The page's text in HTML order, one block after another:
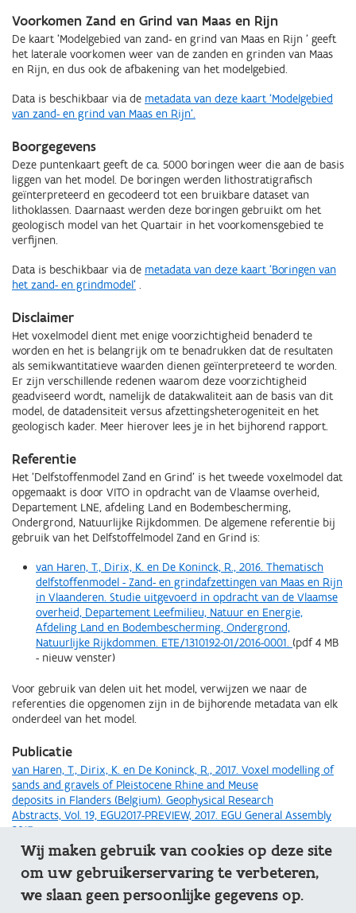
Voorkomen Zand en Grind van Maas en Rijn
De kaart 'Modelgebied van zand- en grind van Maas en Rijn ' geeft
het laterale voorkomen weer van de zanden en grinden van Maas
en Rijn, en dus ook de afbakening van het modelgebied.
Data is beschikbaar via de metadata van deze kaart 'Modelgebied
van zand- en grind van Maas en Rijn'.
Boorgegevens
Deze puntenkaart geeft de ca. 5000 boringen weer die aan de basis
liggen van het model. De boringen werden lithostratigrafisch
geïnterpreteerd en gecodeerd tot een bruikbare dataset van
lithoklassen. Daarnaast werden deze boringen gebruikt om het
geologisch model van het Quartair in het voorkomensgebied te
verfijnen.
Data is beschikbaar via de metadata van deze kaart 'Boringen van
het zand- en grindmodel' .
Disclaimer
Het voxelmodel dient met enige voorzichtigheid benaderd te
worden en het is belangrijk om te benadrukken dat de resultaten
als semikwantitatieve waarden dienen geïnterpreteerd te worden.
Er zijn verschillende redenen waarom deze voorzichtigheid
geadviseerd wordt, namelijk de datakwaliteit aan de basis van dit
model, de datadensiteit versus afzettingsheterogeniteit en het
geologisch kader. Meer hierover lees je in het bijhorend rapport.
Referentie
Het 'Delfstoffenmodel Zand en Grind' is het tweede voxelmodel dat
opgemaakt is door VITO in opdracht van de Vlaamse overheid,
Departement LNE, afdeling Land en Bodembescherming,
Ondergrond, Natuurlijke Rijkdommen. De algemene referentie bij
gebruik van het Delfstoffelmodel Zand en Grind is:
van Haren, T., Dirix, K. en De Koninck, R., 2016. Thematisch
delfstoffenmodel - Zand- en grindafzettingen van Maas en Rijn
in Vlaanderen. Studie uitgevoerd in opdracht van de Vlaamse
overheid, Departement Leefmilieu, Natuur en Energie,
Afdeling Land en Bodembescherming, Ondergrond,
Natuurlijke Rijkdommen. ETE/1310192-01/2016-0001. (pdf 4 MB
- nieuw venster)
Voor gebruik van delen uit het model, verwijzen we naar de
referenties die opgenomen zijn in de bijhorende metadata van elk
onderdeel van het model.
Publicatie
van Haren, T., Dirix, K. en De Koninck, R., 2017. Voxel modelling of
sands and gravels of Pleistocene Rhine and Meuse
deposits in Flanders (Belgium). Geophysical Research
Abstracts, Vol. 19, EGU2017-PREVIEW, 2017. EGU General Assembly
2017
Wij maken gebruik van cookies op deze site
om uw gebruikerservaring te verbeteren,
we slaan geen persoonlijke gegevens op.